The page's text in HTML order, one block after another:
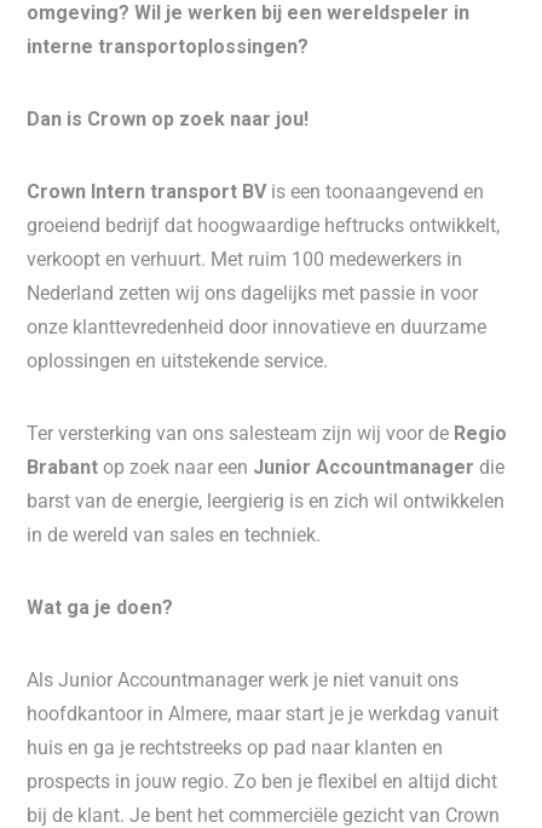
omgeving? Wil je werken bij een wereldspeler in
interne transportoplossingen?
Dan is Crown op zoek naar jou!
Crown Intern transport BVis een toonaangevend en
groeiend bedrijf dat hoogwaardige heftrucks ontwikkelt,
verkoopt en verhuurt. Met ruim 100 medewerkers in
Nederland zetten wij ons dagelijks met passie in voor
onze klanttevredenheid door innovatieve en duurzame
oplossingen en uitstekende service.
Ter versterking van ons salesteam zijn wij voor de Regio
Brabantop zoek naar een Junior Accountmanager die
barst van de energie, leergierig is en zich wil ontwikkelen
in de wereld van sales en techniek.
Wat ga je doen?
Als Junior Accountmanager werk je niet vanuit ons
hoofdkantoor in Almere, maar start je je werkdag vanuit
huis en ga je rechtstreeks op pad naar klanten en
prospects in jouw regio. Zo ben je flexibel en altijd dicht
bij de klant. Je bent het commerciële gezicht van Crown